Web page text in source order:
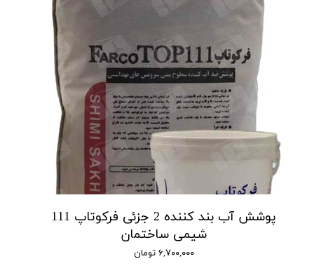
پوشش آب بند کننده 2 جزئی فرکوتاپ 111
شیمی ساختمان
۶,۷۰۰,۰۰۰ تومان